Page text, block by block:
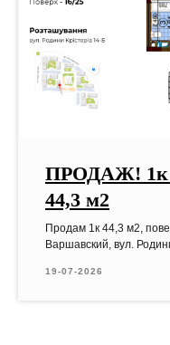
ПРОДАЖ! 1к
44,3 м2
Продам 1к 44,3 м2,
Варшавский, вул.
19-07-2026